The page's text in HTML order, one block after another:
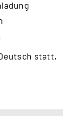
statt,